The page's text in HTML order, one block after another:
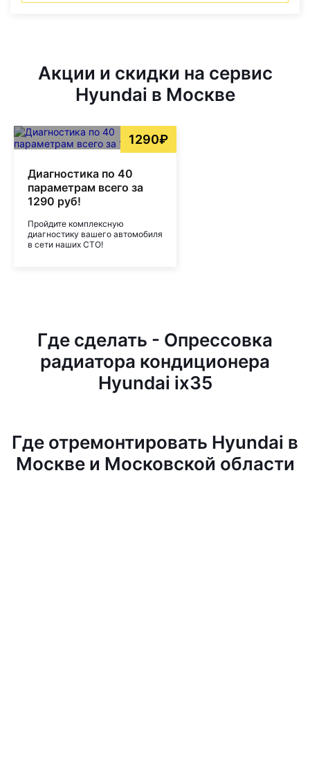
Акции и скидки на сервис
Hyundai в Москве
1290₽
Диагностика по 40
параметрам всего за
1290 руб!
Пройдите комплексную
диагностику вашего автомобиля
в сети наших СТО!
Где сделать - Опрессовка
радиатора кондиционера
Hyundai ix35
Где отремонтировать Hyundai в
Москве и Московской области